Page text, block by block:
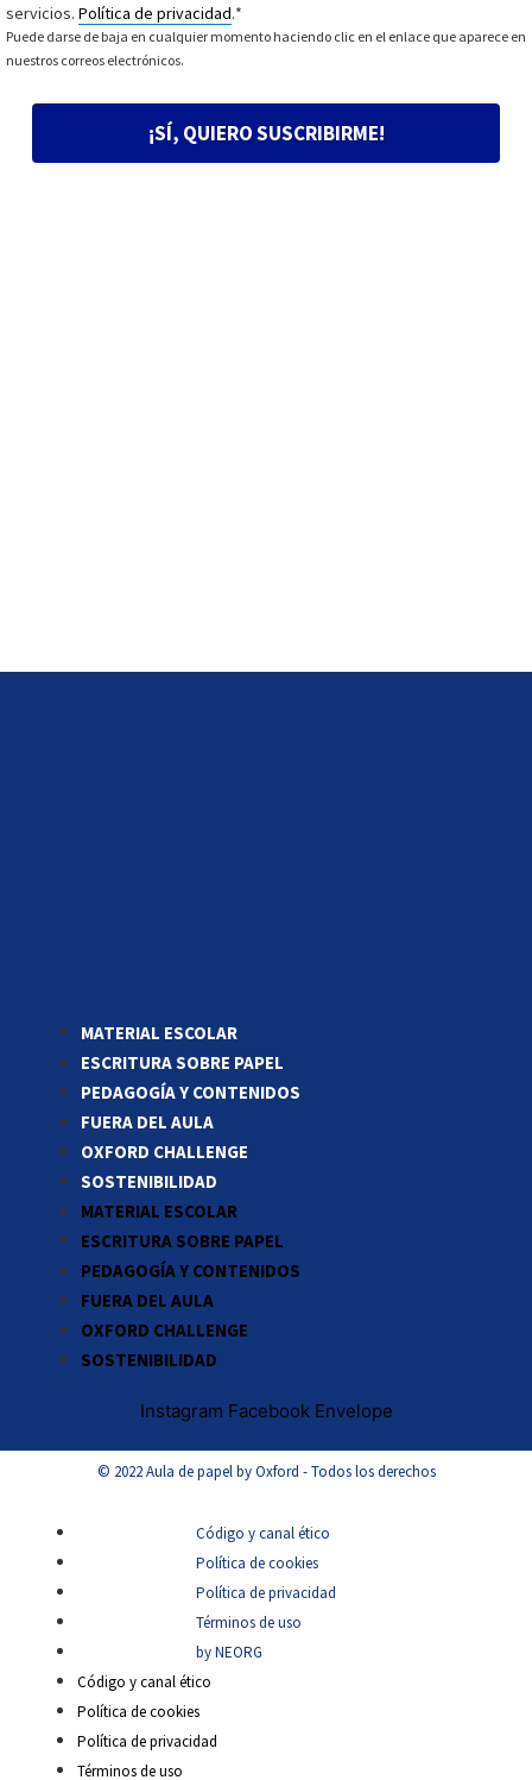
servicios. Política de privacidad.*
Puede darse de baja en cualquier momento haciendo clic en el enlace que aparece en
nuestros correos electrónicos.
MATERIAL ESCOLAR
ESCRITURA SOBRE PAPEL
PEDAGOGÍA Y CONTENIDOS
FUERA DEL AULA
OXFORD CHALLENGE
SOSTENIBILIDAD
MATERIAL ESCOLAR
ESCRITURA SOBRE PAPEL
PEDAGOGÍA Y CONTENIDOS
FUERA DEL AULA
OXFORD CHALLENGE
SOSTENIBILIDAD
Instagram Facebook Envelope
© 2022 Aula de papel by Oxford - Todos los derechos
Código y canal ético
Política de cookies
Política de privacidad
Términos de uso
by NEORG
Código y canal ético
Política de cookies
Política de privacidad
Términos de uso